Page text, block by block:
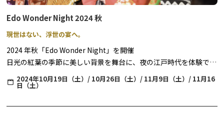
Edo Wonder Night 2024 秋
現世はない、浮世の宴へ。
2024 年秋「Edo Wonder Night」を開催
日光の紅葉の季節に美しい背景を舞台に、夜の江戸時代を体験でき
るもので、今秋は4 回にわたり開催いたします。
妖艶にライトアップされた夜の江戸を舞台に、忍者や町人のアトラ
をひろげる打ち上げ花火やライブ演奏をお楽しみいただけます。さ
2024年10月19日（土）/ 10月26日（土）/ 11月9日（土）/ 11月16
日（土）